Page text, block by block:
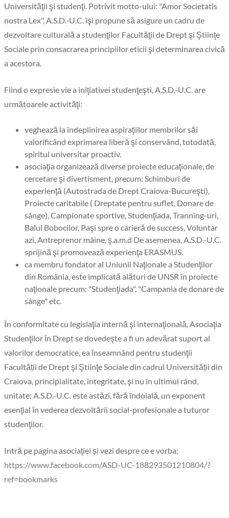
Universităţii şi studenţi. Potrivit motto-ului: "Amor Societatis
nostra Lex", A.S.D.-U.C. îşi propune să asigure un cadru de
dezvoltare culturală a studenţilor Facultăţii de Drept şi Ştiinţe
Sociale prin consacrarea principiilor eticii şi determinarea civică
a acestora.
Fiind o expresie vie a iniţiativei studenţeşti, A.S.D.-U.C. are
următoarele activităţi:
veghează la îndeplinirea aspiraţiilor membrilor săi
valorificând exprimarea liberă şi conservând, totodată,
spiritul universitar proactiv.
asociaţia organizează diverse proiecte educaţionale, de
cercetare şi divertisment, precum: Schimburi de
experienţă (Autostrada de Drept Craiova-Bucureşti),
Proiecte caritabile ( Dreptate pentru suflet, Donare de
sânge), Campionate sportive, Studenţiada, Tranning-uri,
Balul Bobocilor, Paşi spre o carieră de success, Voluntar
azi, Antreprenor mâine, ş.a.m.d De asemenea, A.S.D.-U.C.
sprijină şi promovează experienţa ERASMUS.
ca membru fondator al Uniunii Naţionale a Studenţilor
din România, este implicată alături de UNSR în proiecte
naţionale precum: "Studenţiada", "Campania de donare de
sânge" etc.
În conformitate cu legislaţia internă şi internaţională, Asociaţia
Studenţilor ȋn Drept se dovedeşte a fi un adevărat suport al
valorilor democratice, ea ȋnseamnând pentru studenţii
Facultӑții de Drept şi Ştiinţe Sociale din cadrul Universitӑții din
Craiova, principialitate, integritate, şi nu în ultimul rând,
unitate; A.S.D.-U.C. este astăzi, fără îndoială, un exponent
esenţial ȋn vederea dezvoltării social-profesionale a tuturor
studenţilor.
Intră pe pagina asociaţiei și vezi despre ce e vorba:
https://www.facebook.com/ASD-UC-188293501210804/?
ref=bookmarks